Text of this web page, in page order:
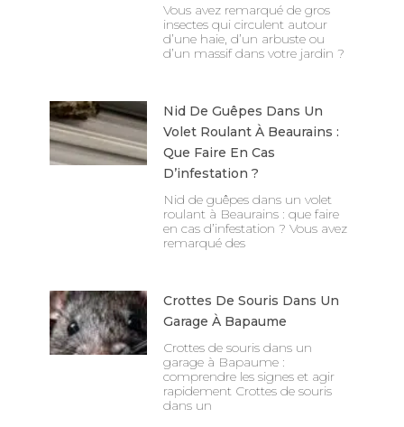
Vous avez remarqué de gros
insectes qui circulent autour
d’une haie, d’un arbuste ou
d’un massif dans votre jardin ?
Nid De Guêpes Dans Un
Volet Roulant À Beaurains :
Que Faire En Cas
D’infestation ?
Nid de guêpes dans un volet
roulant à Beaurains : que faire
en cas d’infestation ? Vous avez
remarqué des
Crottes De Souris Dans Un
Garage À Bapaume
Crottes de souris dans un
garage à Bapaume :
comprendre les signes et agir
rapidement Crottes de souris
dans un